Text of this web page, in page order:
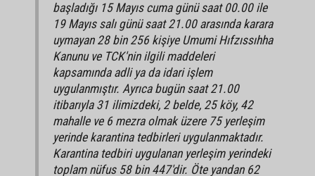
başladığı 15 Mayıs cuma günü saat 00.00 ile
19 Mayıs salı günü saat 21.00 arasında karara
uymayan 28 bin 256 kişiye Umumi Hıfzıssıhha
Kanunu ve TCK'nin ilgili maddeleri
kapsamında adli ya da idari işlem
uygulanmıştır. Ayrıca bugün saat 21.00
itibarıyla 31 ilimizdeki, 2 belde, 25 köy, 42
mahalle ve 6 mezra olmak üzere 75 yerleşim
yerinde karantina tedbirleri uygulanmaktadır.
Karantina tedbiri uygulanan yerleşim yerindeki
toplam nüfus 58 bin 447'dir. Öte yandan 62